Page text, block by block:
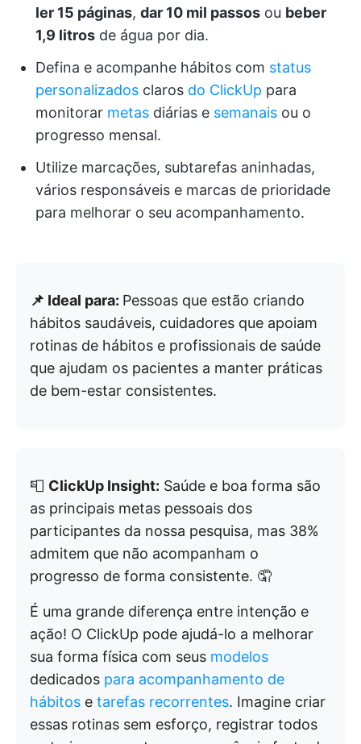
ler 15 páginas, dar 10 mil passos ou beber
1,9 litros de água por dia.
Defina e acompanhe hábitos com status
personalizados claros do ClickUp para
monitorar metas diárias e semanais ou o
progresso mensal.
Utilize marcações, subtarefas aninhadas,
vários responsáveis e marcas de prioridade
para melhorar o seu acompanhamento.
📌 Ideal para: Pessoas que estão criando
hábitos saudáveis, cuidadores que apoiam
rotinas de hábitos e profissionais de saúde
que ajudam os pacientes a manter práticas
de bem-estar consistentes.
📮 ClickUp Insight: Saúde e boa forma são
as principais metas pessoais dos
participantes da nossa pesquisa, mas 38%
admitem que não acompanham o
progresso de forma consistente. 🤦
É uma grande diferença entre intenção e
ação! O ClickUp pode ajudá-lo a melhorar
sua forma física com seus modelos
dedicados para acompanhamento de
hábitos e tarefas recorrentes. Imagine criar
essas rotinas sem esforço, registrar todos